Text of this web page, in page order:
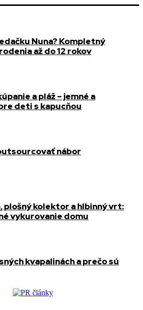
Nuna? Kompletný
až do 12 rokov
a pláž – jemné a
deti s kapucňou
nábor
plošný kolektor a hlbinný vrt:
vykurovanie domu
kvapalinách a prečo sú